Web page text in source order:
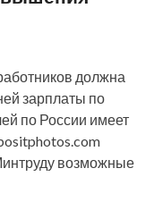
должна
зарплаты по
по России имеет
возможные